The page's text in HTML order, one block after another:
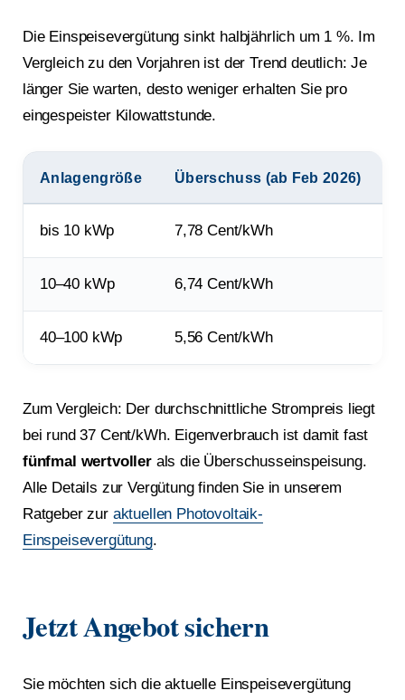
Die Einspeisevergütung sinkt halbjährlich um 1 %. Im
Vergleich zu den Vorjahren ist der Trend deutlich: Je
länger Sie warten, desto weniger erhalten Sie pro
eingespeister Kilowattstunde.
Anlagengröße Überschuss (ab Feb 2026)
bis 10 kWp 7,78 Cent/kWh
10–40 kWp 6,74 Cent/kWh
40–100 kWp 5,56 Cent/kWh
Zum Vergleich: Der durchschnittliche Strompreis liegt
bei rund 37 Cent/kWh. Eigenverbrauch ist damit fast
fünfmal wertvollerals die Überschusseinspeisung.
Alle Details zur Vergütung finden Sie in unserem
Ratgeber zur aktuellen Photovoltaik-
Einspeisevergütung.
Jetzt Angebot sichern
Sie möchten sich die aktuelle Einspeisevergütung